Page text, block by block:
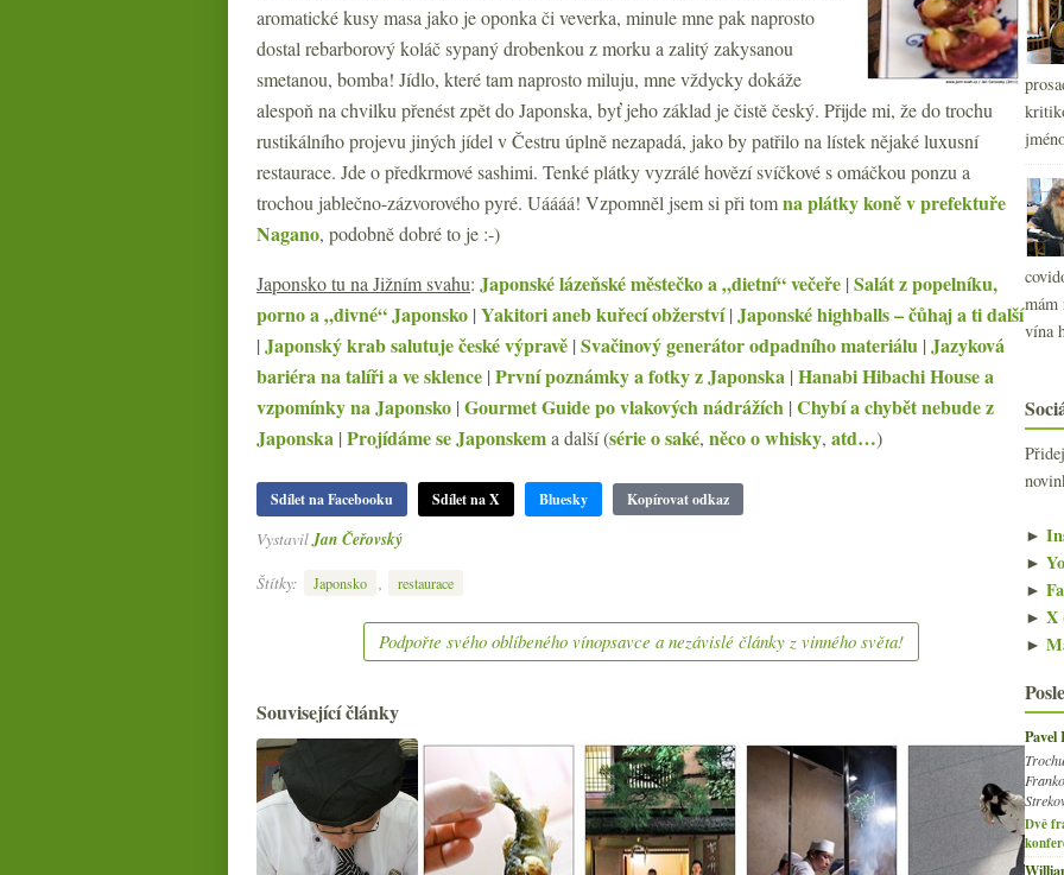
aromatické kusy masa jako je oponka či veverka, minule mne pak naprosto
dostal rebarborový koláč sypaný drobenkou z morku a zalitý zakysanou
smetanou, bomba! Jídlo, které tam naprosto miluju, mne vždycky dokáže
alespoň na chvilku přenést zpět do Japonska, byť jeho základ je čistě český. Přijde mi, že do trochu
rustikálního projevu jiných jídel v Čestru úplně nezapadá, jako by patřilo na lístek nějaké luxusní
restaurace. Jde o předkrmové sashimi. Tenké plátky vyzrálé hovězí svíčkové s omáčkou ponzu a
trochou jablečno-zázvorového pyré. Uáááá! Vzpomněl jsem si při tomna plátky koně v prefektuře
Nagano, podobně dobré to je :-)
Japonsko tu na Jižním svahu: Japonské lázeňské městečko a „dietní“ večeře | Salát z popelníku,
porno a „divné“ Japonsko | Yakitori aneb kuřecí obžerství| Japonské highballs – čůhaj a ti další
| Japonský krab salutuje české výpravě | Svačinový generátor odpadního materiálu | Jazyková
bariéra na talíři a ve sklence | První poznámky a fotky z Japonska | Hanabi Hibachi House a
vzpomínky na Japonsko | Gourmet Guide po vlakových nádrážích | Chybí a chybět nebude z
Japonska | Projídáme se Japonskema další (série o saké, něco o whisky, atd…)
Sdílet na Facebooku Sdílet na X Bluesky Kopírovat odkaz
VystavilJan Čeřovský
Štítky:
Japonsko restaurace
Podpořte svého oblíbeného vínopsavce a nezávislé články z vinného světa!
Související články
mám
vína
►
►
►
► X
►
Pavel
Dvě